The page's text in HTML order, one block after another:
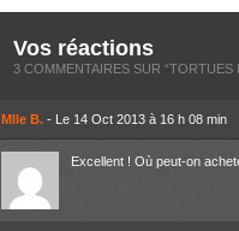
Vos réactions
3 COMMENTAIRES SUR “TORTUES
Mlle B. - Le 14 Oct 2013 à 16 h 08 min
Excellent ! Où peut-on